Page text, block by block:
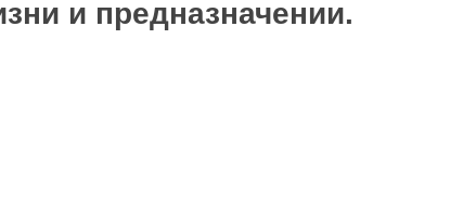
и предназначении.